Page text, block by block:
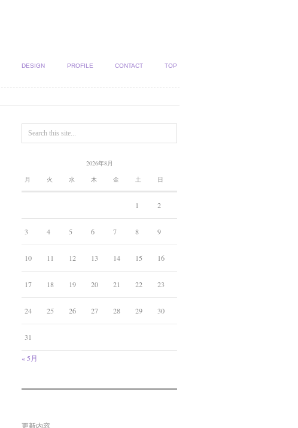
DESIGN PROFILE CONTACT TOP
2026年8月
月 火 水 木 金 土 日
1 2
3 4 5 6 7 8 9
10 11 12 13 14 15 16
17 18 19 20 21 22 23
24 25 26 27 28 29 30
31
« 5月
更新内容